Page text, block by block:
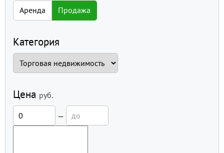
Аренда Продажа
Категория
Цена руб.
—